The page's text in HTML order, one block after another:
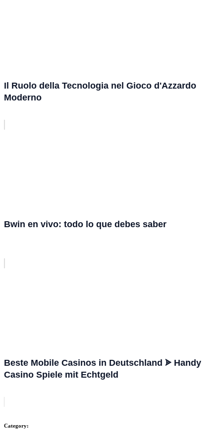
Il Ruolo della Tecnologia nel Gioco d'Azzardo
Moderno
Bwin en vivo: todo lo que debes saber
Beste Mobile Casinos in Deutschland ᗎ Handy
Casino Spiele mit Echtgeld
Category: